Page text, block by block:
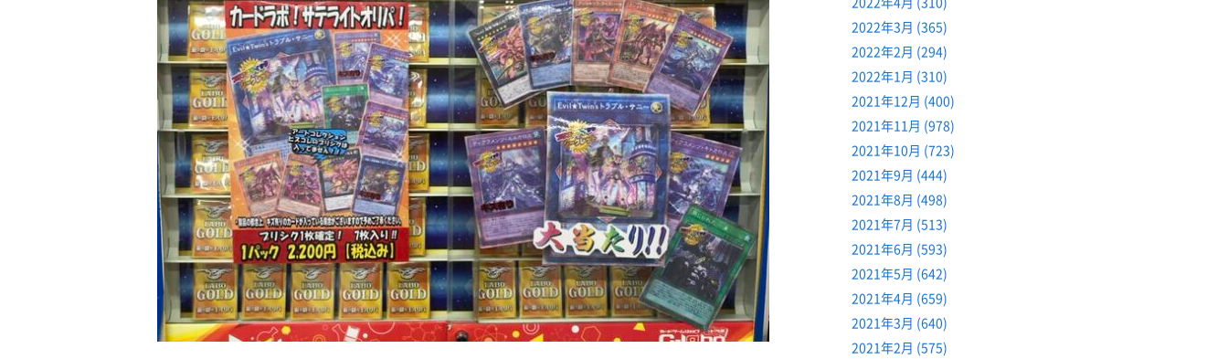
2022年3月 (365)
2022年2月 (294)
2022年1月 (310)
2021年12月 (400)
2021年11月 (978)
2021年10月 (723)
2021年9月 (444)
2021年8月 (498)
2021年7月 (513)
2021年6月 (593)
2021年5月 (642)
2021年4月 (659)
2021年3月 (640)
2021年2月 (575)